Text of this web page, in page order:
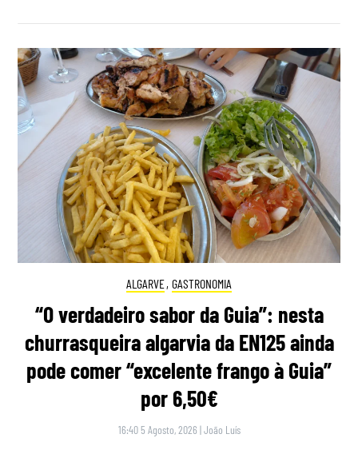
ALGARVE, GASTRONOMIA
“O verdadeiro sabor da Guia”: nesta
churrasqueira algarvia da EN125 ainda
pode comer “excelente frango à Guia”
por 6,50€
16:40 5 Agosto, 2026 |João Luís